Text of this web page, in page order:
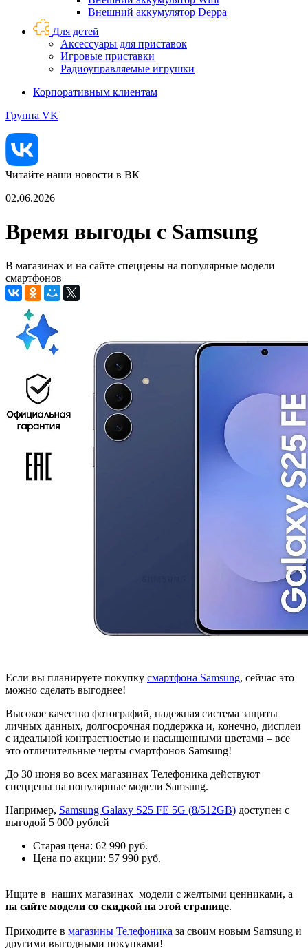
Внешний аккумулятор Deppa
Для детей
Аксессуары для приставок
Игровые приставки
Радиоуправляемые игрушки
Корпоративным клиентам
Группа VK
Читайте наши новости в ВК
02.06.2026
Время выгоды с Samsung
В магазинах и на сайте спеццены на популярные модели
смартфонов
Если вы планируете покупку смартфона Samsung, сейчас это
можно сделать выгоднее!
Высокое качество фотографий, надежная система защиты
личных данных, долгосрочная поддержка и, конечно, дисплеи
с идеальной контрастностью и насыщенными цветами – все
это отличительные черты смартфонов Samsung!
До 30 июня во всех магазинах Телефоника действуют
спеццены на популярные модели Samsung.
Например, Samsung Galaxy S25 FE 5G (8/512GB) доступен с
выгодой 5 000 рублей
Старая цена: 62 990 руб.
Цена по акции: 57 990 руб.
Ищите в наших магазинах модели с желтыми ценниками, а
на сайте модели со скидкой на этой странице.
Приходите в магазины Телефоника за своим новым Samsung и
другими выгодными покупками!